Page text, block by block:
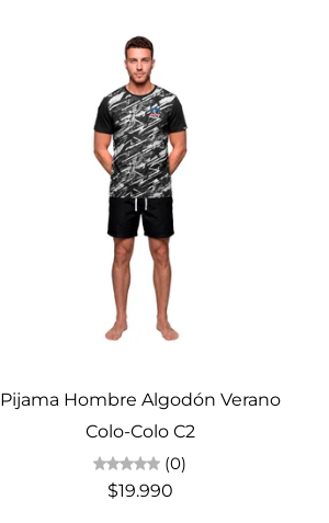
Pijama Hombre Algodón Verano
Colo-Colo C2
(0)
$19.990